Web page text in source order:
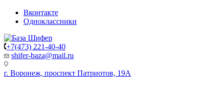
Вконтакте
Одноклассники
+7(473) 221-40-40
shifer-baza@mail.ru
г. Воронеж, проспект Патриотов, 19А